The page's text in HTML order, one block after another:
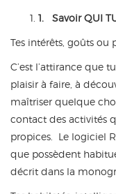
1. Savoir QUI
Tes intérêts, goûts ou
C’est l’attirance que
plaisir à faire, à
maîtriser quelque
contact des activités
propices. Le logiciel
que possèdent
décrit dans la